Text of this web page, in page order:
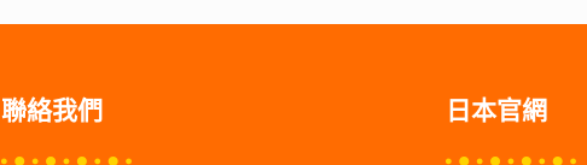
聯絡我們 日本官網